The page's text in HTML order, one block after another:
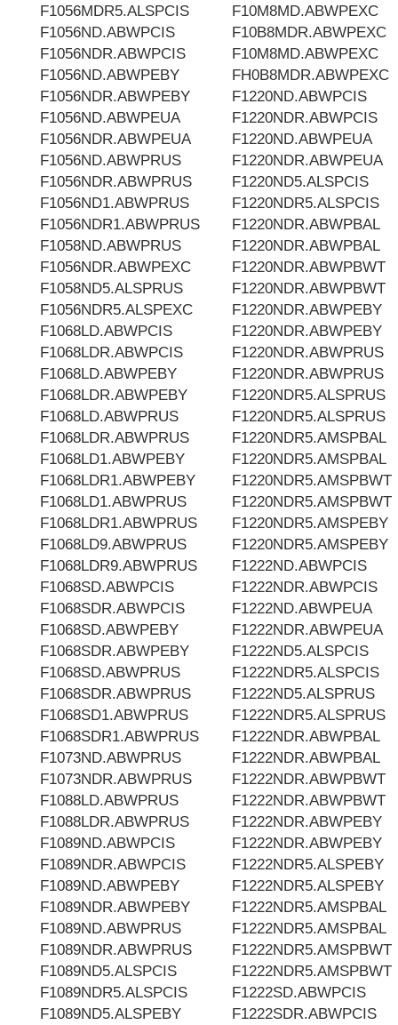
F1056MDR5.ALSPCIS
F1056ND.ABWPCIS
F1056NDR.ABWPCIS
F1056ND.ABWPEBY
F1056NDR.ABWPEBY
F1056ND.ABWPEUA
F1056NDR.ABWPEUA
F1056ND.ABWPRUS
F1056NDR.ABWPRUS
F1056ND1.ABWPRUS
F1056NDR1.ABWPRUS
F1058ND.ABWPRUS
F1056NDR.ABWPEXC
F1058ND5.ALSPRUS
F1056NDR5.ALSPEXC
F1068LD.ABWPCIS
F1068LDR.ABWPCIS
F1068LD.ABWPEBY
F1068LDR.ABWPEBY
F1068LD.ABWPRUS
F1068LDR.ABWPRUS
F1068LD1.ABWPEBY
F1068LDR1.ABWPEBY
F1068LD1.ABWPRUS
F1068LDR1.ABWPRUS
F1068LD9.ABWPRUS
F1068LDR9.ABWPRUS
F1068SD.ABWPCIS
F1068SDR.ABWPCIS
F1068SD.ABWPEBY
F1068SDR.ABWPEBY
F1068SD.ABWPRUS
F1068SDR.ABWPRUS
F1068SD1.ABWPRUS
F1068SDR1.ABWPRUS
F1073ND.ABWPRUS
F1073NDR.ABWPRUS
F1088LD.ABWPRUS
F1088LDR.ABWPRUS
F1089ND.ABWPCIS
F1089NDR.ABWPCIS
F1089ND.ABWPEBY
F1089NDR.ABWPEBY
F1089ND.ABWPRUS
F1089NDR.ABWPRUS
F1089ND5.ALSPCIS
F1089NDR5.ALSPCIS
F1089ND5.ALSPEBY
F10M8MD.ABWPEXC
F10B8MDR.ABWPEXC
F10M8MD.ABWPEXC
FH0B8MDR.ABWPEXC
F1220ND.ABWPCIS
F1220NDR.ABWPCIS
F1220ND.ABWPEUA
F1220NDR.ABWPEUA
F1220ND5.ALSPCIS
F1220NDR5.ALSPCIS
F1220NDR.ABWPBAL
F1220NDR.ABWPBAL
F1220NDR.ABWPBWT
F1220NDR.ABWPBWT
F1220NDR.ABWPEBY
F1220NDR.ABWPEBY
F1220NDR.ABWPRUS
F1220NDR.ABWPRUS
F1220NDR5.ALSPRUS
F1220NDR5.ALSPRUS
F1220NDR5.AMSPBAL
F1220NDR5.AMSPBAL
F1220NDR5.AMSPBWT
F1220NDR5.AMSPBWT
F1220NDR5.AMSPEBY
F1220NDR5.AMSPEBY
F1222ND.ABWPCIS
F1222NDR.ABWPCIS
F1222ND.ABWPEUA
F1222NDR.ABWPEUA
F1222ND5.ALSPCIS
F1222NDR5.ALSPCIS
F1222ND5.ALSPRUS
F1222NDR5.ALSPRUS
F1222NDR.ABWPBAL
F1222NDR.ABWPBAL
F1222NDR.ABWPBWT
F1222NDR.ABWPBWT
F1222NDR.ABWPEBY
F1222NDR.ABWPEBY
F1222NDR5.ALSPEBY
F1222NDR5.ALSPEBY
F1222NDR5.AMSPBAL
F1222NDR5.AMSPBAL
F1222NDR5.AMSPBWT
F1222NDR5.AMSPBWT
F1222SD.ABWPCIS
F1222SDR.ABWPCIS